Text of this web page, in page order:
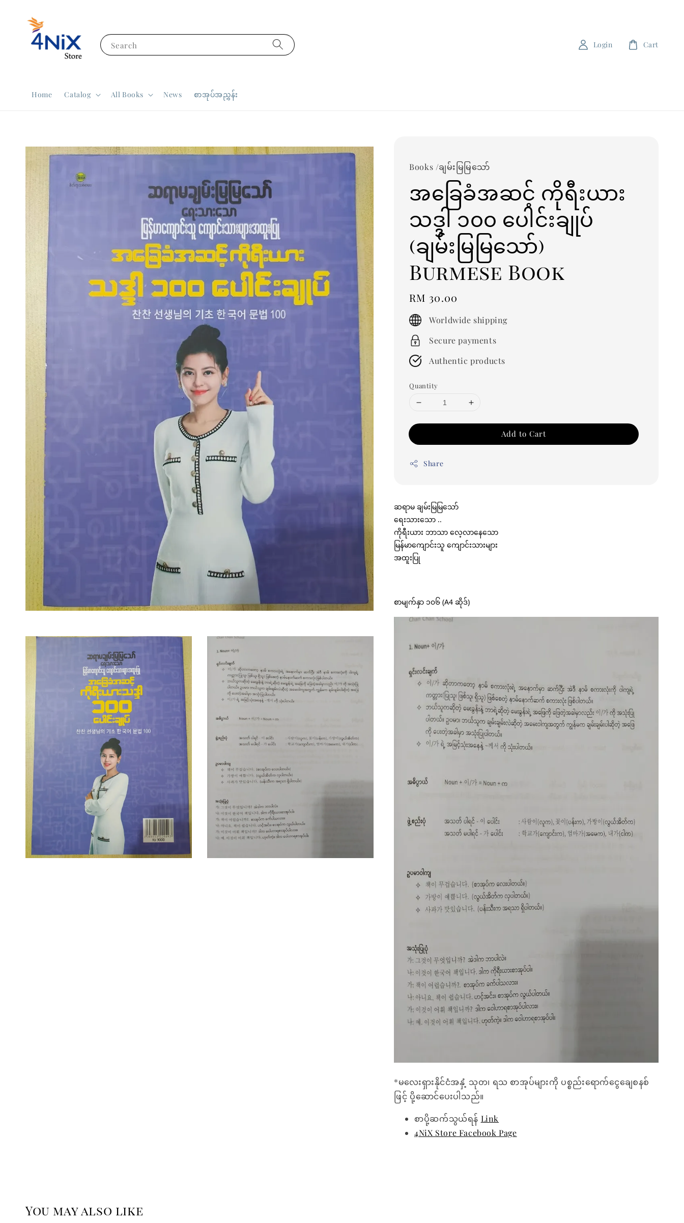
Search
Home Catalog All Books News စာအုပ်အညွှန်း
Login Cart
Books /ချမ်းမြမြသော်
အခြေခံအဆင့် ကိုရီးယား
သဒ္ဒါ ၁၀၀ ပေါင်းချုပ်
(ချမ်းမြမြသော်)
Burmese Book
Regular
price
RM 30.00
Worldwide shipping
Secure payments
Authentic products
Quantity
Add to Cart
Share
ဆရာမ ချမ်းမြမြသော်
ရေးသားသော ..
ကိုရီးယား ဘာသာ လေ့လာနေသော
မြန်မာကျောင်းသူ ကျောင်းသားများ
အထူးပြု
စာမျက်နှာ ၁၀၆ (A4 ဆိုဒ်)
*မလေးရှားနိုင်ငံအနှံ့ သုတ၊ ရသ စာအုပ်များကို ပစ္စည်းရောက်ငွေချေစနစ်
ဖြင့် ပို့ဆောင်ပေးပါသည်။
စာပို့ဆက်သွယ်ရန် Link
4NiX Store Facebook Page
You may also like